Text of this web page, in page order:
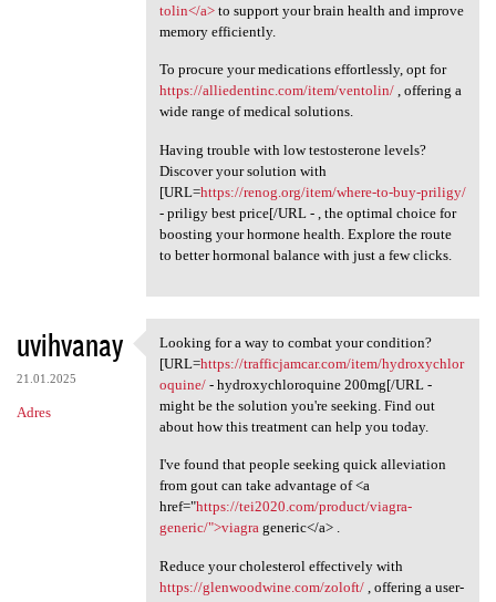
tolin</a>to support your brain health and improve
memory efficiently.
To procure your medications effortlessly, opt for
https://alliedentinc.com/item/ventolin/, offering a
wide range of medical solutions.
Having trouble with low testosterone levels?
Discover your solution with
[URL=https://renog.org/item/where-to-buy-priligy/
- priligy best price[/URL - , the optimal choice for
boosting your hormone health. Explore the route
to better hormonal balance with just a few clicks.
uvihvanay
21.01.2025
Adres
Looking for a way to combat
Looking for a way to combat your condition?
[URL=https://trafficjamcar.com/item/hydroxychlor
oquine/- hydroxychloroquine 200mg[/URL -
might be the solution you're seeking. Find out
about how this treatment can help you today.
I've found that people seeking quick alleviation
from gout can take advantage of <a
href="https://tei2020.com/product/viagra-
generic/">viagrageneric</a> .
Reduce your cholesterol effectively with
https://glenwoodwine.com/zoloft/, offering a user-